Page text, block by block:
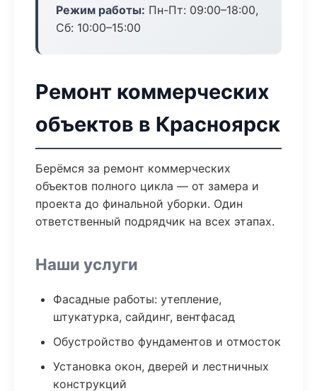
Режим работы: Пн-Пт: 09:00–18:00,
Сб: 10:00–15:00
Ремонт коммерческих
объектов в Красноярск
Берёмся за ремонт коммерческих
объектов полного цикла — от замера и
проекта до финальной уборки. Один
ответственный подрядчик на всех этапах.
Наши услуги
Фасадные работы: утепление,
штукатурка, сайдинг, вентфасад
Обустройство фундаментов и отмосток
Установка окон, дверей и лестничных
конструкций